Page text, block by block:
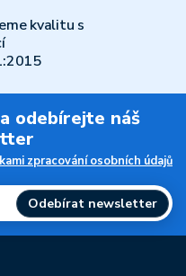
kvalitu s
odebírejte náš
zpracování osobních údajů
Odebírat newsletter